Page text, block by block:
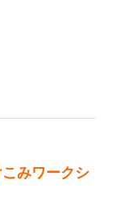
みワークシ